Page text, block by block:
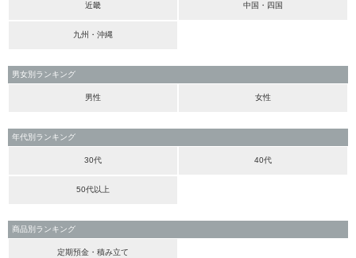
近畿 中国・四国
九州・沖縄
男女別ランキング
男性 女性
年代別ランキング
30代 40代
50代以上
商品別ランキング
定期預金・積み立て